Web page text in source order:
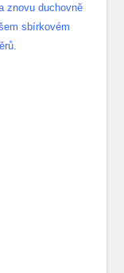
znovu duchovně
sbírkovém